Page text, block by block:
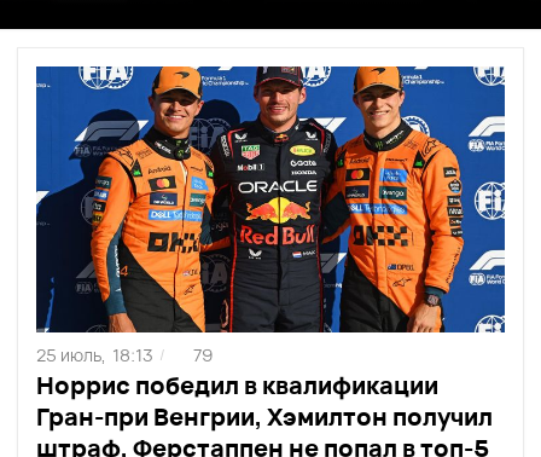
Норрис победил в квалификации
Гран-при Венгрии, Хэмилтон получил
штраф, Ферстаппен не попал в топ-5
25 июль, 18:13 / 79